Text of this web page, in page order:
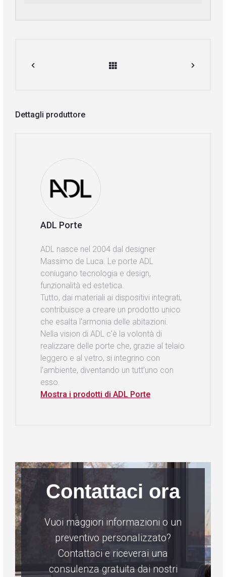
Dettagli produttore
ADL Porte
ADL nasce nel 2004 dal designer
Massimo de Luca. Le porte ADL
coniugano tecnologia e design,
funzionalità ed estetica.
Tutto, dai materiali ai dispositivi integrati,
contribuisce a creare un prodotto unico
che esalta l’armonia delle abitazioni.
Nella vision di ADL c’è la volontà di
realizzare delle porte che, grazie al telaio
leggero e al vetro, si integrino con
l’ambiente, diventando un tutt’uno con
esso.
Mostra i prodotti di ADL Porte
Contattaci ora
Vuoi maggiori informazioni o un
preventivo personalizzato?
Contattaci e riceverai una
consulenza gratuita dai nostri